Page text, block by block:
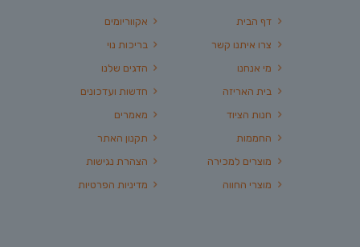
אקווריומים
בריכות נוי
הדגים שלנו
חדשות ועדכונים
מאמרים
תקנון האתר
הצהרת נגישות
מדיניות הפרטיות
דף הבית
צרו איתנו קשר
מי אנחנו
בית האריזה
חנות הציוד
החממות
מוצרים למכירה
מוצרי החווה